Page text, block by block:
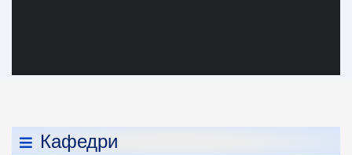
Кафедри